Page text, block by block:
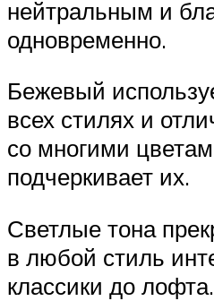
нейтральным и
одновременно.
Бежевый
всех стилях и
со многими
подчеркивает их.
Светлые тона
в любой стиль
классики до лофта.